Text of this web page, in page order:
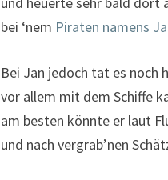
bei ‘nem Piraten namens
Bei Jan jedoch tat es noch
vor allem mit dem Schiffe
am besten könnte er laut
und nach vergrab’nen